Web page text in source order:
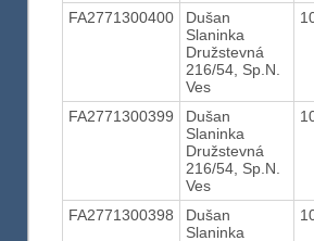
FA2771300400
Dušan
Slaninka
Družstevná
216/54, Sp.N.
Ves
FA2771300399
Dušan
Slaninka
Družstevná
216/54, Sp.N.
Ves
FA2771300398
Dušan
Slaninka